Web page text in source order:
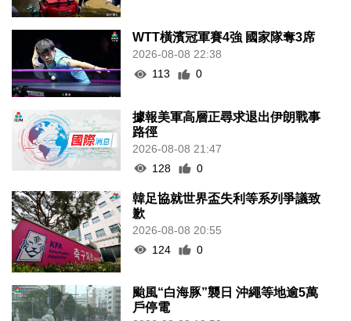
WTT橫濱冠軍賽4強 國家隊奪3席
2026-08-08 22:38
113
0
據報美軍高層正尋求退出伊朗戰事
路徑
2026-08-08 21:47
128
0
韓足協就世界盃失利等系列爭議致
歉
2026-08-08 20:55
124
0
颱風“白海豚”襲日 沖繩等地逾5萬
戶停電